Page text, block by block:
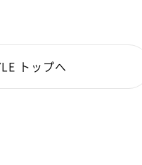
トップへ